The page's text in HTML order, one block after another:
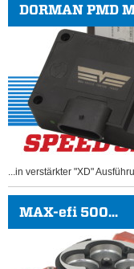
DORMAN PMD
...in verstärkter "XD"
MAX-efi 500...